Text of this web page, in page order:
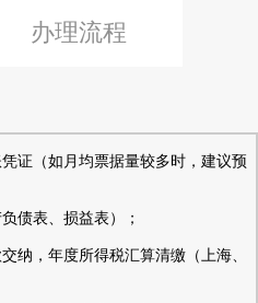
办理流程
证（如月均票据量较多时，建议预
债表、损益表）；
纳，年度所得税汇算清缴（上海、